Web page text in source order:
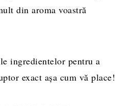
din aroma voastră
ingredientelor pentru a
exact așa cum vă place!